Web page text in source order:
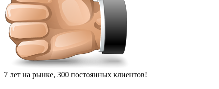
7 лет на рынке, 300 постоянных клиентов!